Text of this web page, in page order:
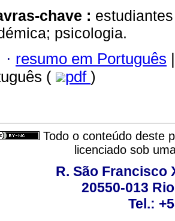
chave :
psicologia.
· resumo em Português |
(
pdf )
Todo o conteúdo deste
licenciado sob
R. São Francisco
20550-013
Tel.: